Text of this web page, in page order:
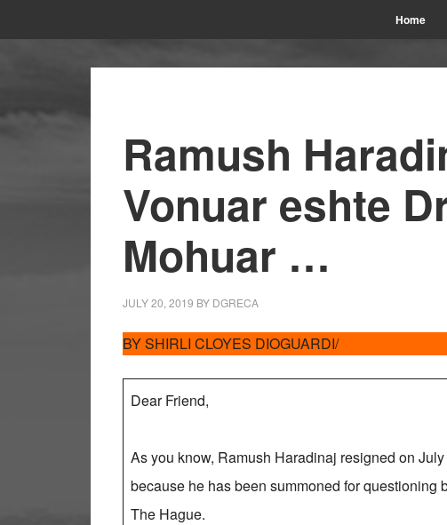
Home
Ramush
Vonuar eshte
Mohuar …
JULY 20, 2019 BY DGRECA
BY SHIRLI CLOYES DIOGUARDI/
Dear Friend,
As you know, Ramush Haradinaj resigned on
because he has been summoned for questioning
The Hague.